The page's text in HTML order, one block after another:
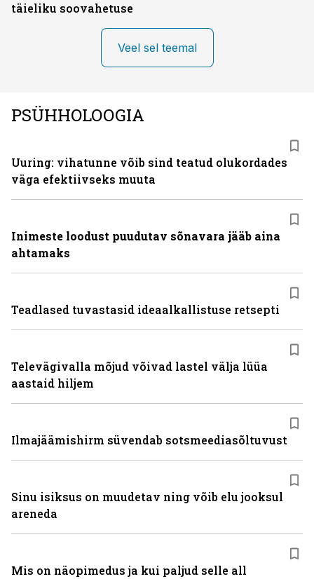
täieliku soovahetuse
Veel sel teemal
PSÜHHOLOOGIA
Uuring: vihatunne võib sind teatud olukordades
väga efektiivseks muuta
Inimeste loodust puudutav sõnavara jääb aina
ahtamaks
Teadlased tuvastasid ideaalkallistuse retsepti
Televägivalla mõjud võivad lastel välja lüüa
aastaid hiljem
Ilmajäämishirm süvendab sotsmeediasõltuvust
Sinu isiksus on muudetav ning võib elu jooksul
areneda
Mis on näopimedus ja kui paljud selle all